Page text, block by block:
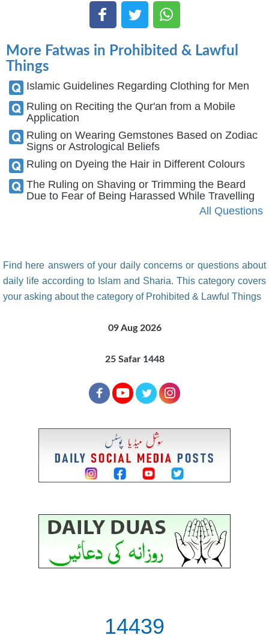
More Fatwas in Prohibited & Lawful
Things
Islamic Guidelines Regarding Clothing for Men
Ruling on Reciting the Qur'an from a Mobile
Application
Ruling on Wearing Gemstones Based on Zodiac
Signs or Astrological Beliefs
Ruling on Dyeing the Hair in Different Colours
The Ruling on Shaving or Trimming the Beard
Due to Fear of Being Harassed While Travelling
All Questions
Find here answers of your daily concerns or questions about
daily life according to Islam and Sharia. This category covers
your asking about the category of Prohibited & Lawful Things
09 Aug 2026
25 Safar 1448
14439